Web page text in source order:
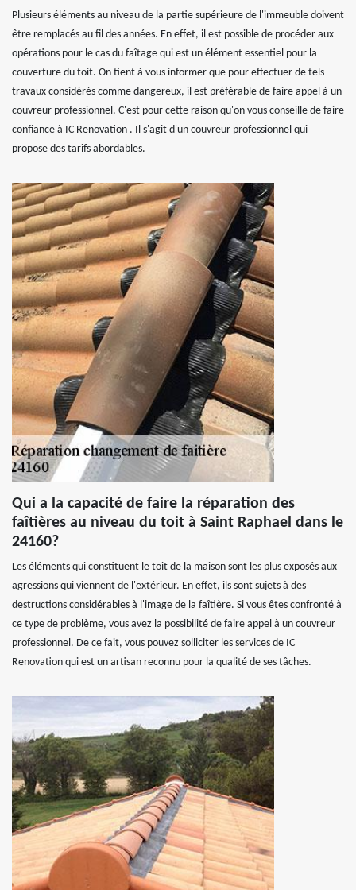
Plusieurs éléments au niveau de la partie supérieure de l'immeuble doivent
être remplacés au fil des années. En effet, il est possible de procéder aux
opérations pour le cas du faîtage qui est un élément essentiel pour la
couverture du toit. On tient à vous informer que pour effectuer de tels
travaux considérés comme dangereux, il est préférable de faire appel à un
couvreur professionnel. C'est pour cette raison qu'on vous conseille de faire
confiance à IC Renovation . Il s'agit d'un couvreur professionnel qui
propose des tarifs abordables.
Qui a la capacité de faire la réparation des
faîtières au niveau du toit à Saint Raphael dans le
24160?
Les éléments qui constituent le toit de la maison sont les plus exposés aux
agressions qui viennent de l'extérieur. En effet, ils sont sujets à des
destructions considérables à l'image de la faîtière. Si vous êtes confronté à
ce type de problème, vous avez la possibilité de faire appel à un couvreur
professionnel. De ce fait, vous pouvez solliciter les services de IC
Renovation qui est un artisan reconnu pour la qualité de ses tâches.